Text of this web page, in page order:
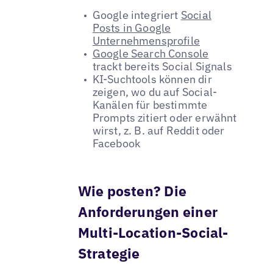
Google integriert Social
Posts in Google
Unternehmensprofile
Google Search Console
trackt bereits Social Signals
KI-Suchtools können dir
zeigen, wo du auf Social-
Kanälen für bestimmte
Prompts zitiert oder erwähnt
wirst, z. B. auf Reddit oder
Facebook
Wie posten? Die
Anforderungen einer
Multi-Location-Social-
Strategie